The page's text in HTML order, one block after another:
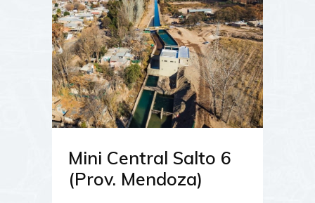
Mini Central Salto 6
(Prov. Mendoza)